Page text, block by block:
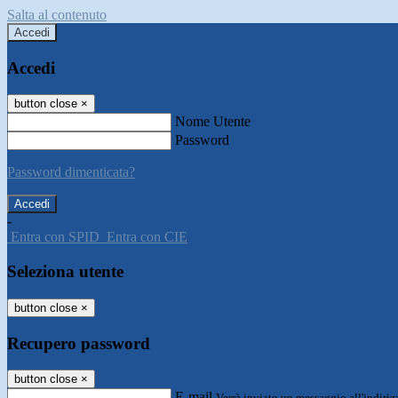
Salta al contenuto
Accedi
Accedi
button close ×
Nome Utente
Password
Password dimenticata?
-
Entra con SPID Entra con CIE
Seleziona utente
button close ×
Recupero password
button close ×